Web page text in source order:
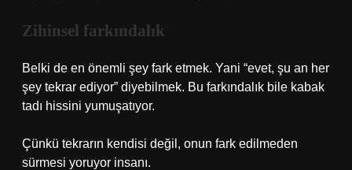
Zihinsel farkındalık
Belki de en önemli şey fark etmek. Yani “evet, şu an her
şey tekrar ediyor” diyebilmek. Bu farkındalık bile kabak
tadı hissini yumuşatıyor.
Çünkü tekrarın kendisi değil, onun fark edilmeden
sürmesi yoruyor insanı.